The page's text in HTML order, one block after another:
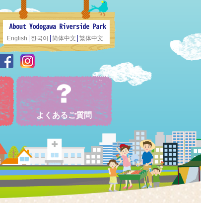
English 한국어 简体中文 繁体中文
よくあるご質問